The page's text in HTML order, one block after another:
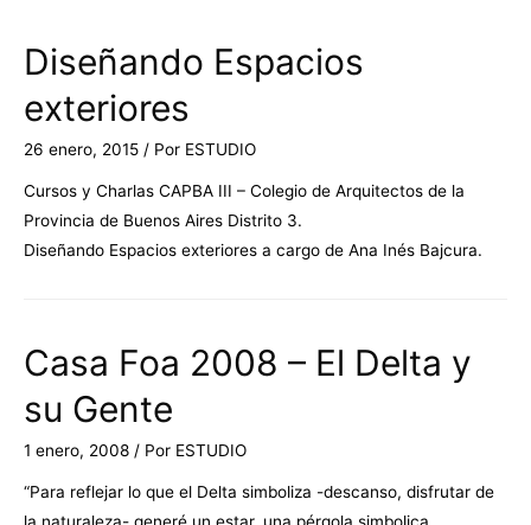
Diseñando Espacios
exteriores
26 enero, 2015 / Por ESTUDIO
Cursos y Charlas CAPBA III – Colegio de Arquitectos de la
Provincia de Buenos Aires Distrito 3.
Diseñando Espacios exteriores a cargo de Ana Inés Bajcura.
Casa Foa 2008 – El Delta y
su Gente
1 enero, 2008 / Por ESTUDIO
“Para reflejar lo que el Delta simboliza -descanso, disfrutar de